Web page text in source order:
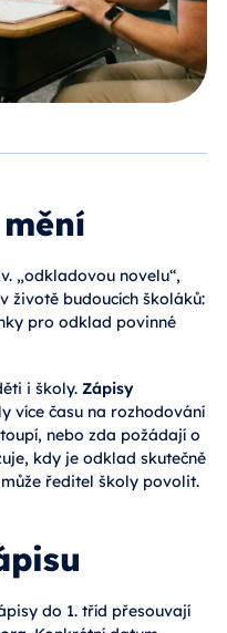
„odkladovou novelu“,
životě budoucích školáků:
pro odklad povinné
i školy. Zápisy
více času na rozhodování
nebo zda požádají o
kdy je odklad skutečně
ředitel školy povolit.
do 1. tříd přesouvají